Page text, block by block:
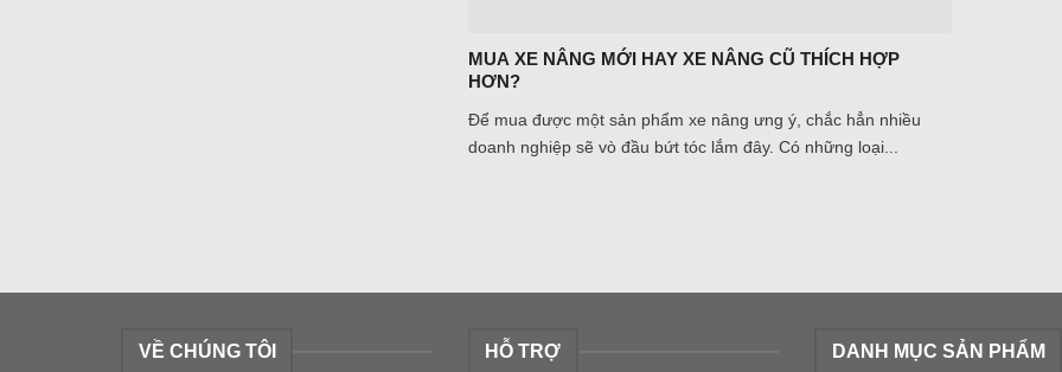
MUA XE NÂNG MỚI HAY XE NÂNG CŨ THÍCH HỢP
HƠN?
Để mua được một sản phẩm xe nâng ưng ý, chắc hẳn nhiều
doanh nghiệp sẽ vò đầu bứt tóc lắm đây. Có những loại...
VỀ CHÚNG TÔI HỖ TRỢ DANH MỤC SẢN PHẨM